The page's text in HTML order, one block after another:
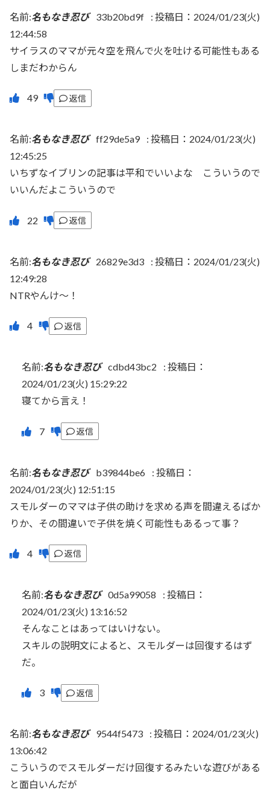
名前:名もなき忍び 33b20bd9f : 投稿日：2024/01/23(火)
12:44:58
サイラスのママが元々空を飛んで火を吐ける可能性もある
しまだわからん
返信
名前:名もなき忍び ff29de5a9 : 投稿日：2024/01/23(火)
12:45:25
いちずなイブリンの記事は平和でいいよな こういうので
いいんだよこういうので
返信
名前:名もなき忍び 26829e3d3 : 投稿日：2024/01/23(火)
12:49:28
NTRやんけ〜！
返信
名前:名もなき忍び cdbd43bc2 : 投稿日：
2024/01/23(火) 15:29:22
寝てから言え！
返信
名前:名もなき忍び b39844be6 : 投稿日：
2024/01/23(火) 12:51:15
スモルダーのママは子供の助けを求める声を間違えるばか
りか、その間違いで子供を焼く可能性もあるって事？
返信
名前:名もなき忍び 0d5a99058 : 投稿日：
2024/01/23(火) 13:16:52
そんなことはあってはいけない。
スキルの説明文によると、スモルダーは回復するはず
だ。
返信
名前:名もなき忍び 9544f5473 : 投稿日：2024/01/23(火)
13:06:42
こういうのでスモルダーだけ回復するみたいな遊びがある
と面白いんだが